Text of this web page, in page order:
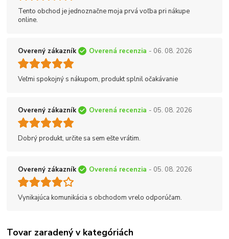
Tento obchod je jednoznačne moja prvá voľba pri nákupe
online.
Overený zákazník Overená recenzia - 06. 08. 2026
Veľmi spokojný s nákupom, produkt splnil očakávanie
Overený zákazník Overená recenzia - 05. 08. 2026
Dobrý produkt, určite sa sem ešte vrátim.
Overený zákazník Overená recenzia - 05. 08. 2026
Vynikajúca komunikácia s obchodom vrelo odporúčam.
Tovar zaradený v kategóriách